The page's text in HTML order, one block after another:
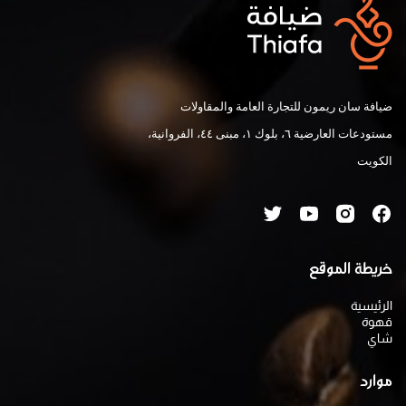
ضيافة سان ريمون للتجارة العامة والمقاولات
مستودعات العارضية ٦، بلوك ١، مبنى ٤٤، الفروانية،
الكويت
خريطة الموقع
الرئيسية
قهوة
شاي
موارد